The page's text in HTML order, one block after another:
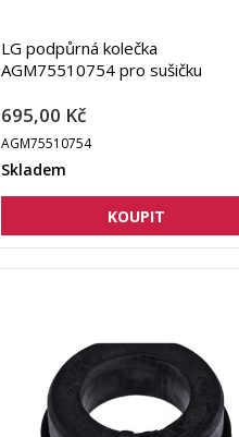
LG podpůrná kolečka
AGM75510754 pro sušičku
695,00 Kč
AGM75510754
Skladem